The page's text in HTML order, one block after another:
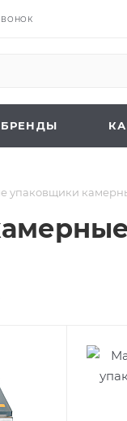
БРЕНДЫ
упаковщики